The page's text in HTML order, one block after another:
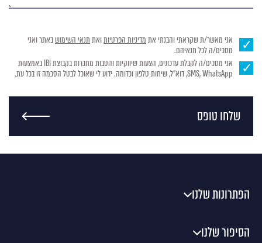
אני מאשר/ת שקראתי והבנתי את מדיניות הפרטיותואת תנאי השימושבאתר ואני
מסכים/ה לכל תנאיהם.
אני מסכים/ה לקבלת עדכונים, הצעות שיווקיות והטבות מחברות בקבוצת IBI באמצעות
SMS, WhatsApp, דוא"ל, שיחות טלפון וכדומה. ידוע לי שאוכל לבטל הסכמה זו בכל עת.
שלחו טופס
הפתרונות שלנו
הסיפור שלנו